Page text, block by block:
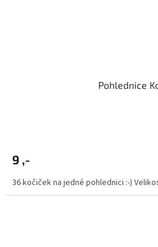
Pohlednice
9 ,-
36 kočiček na jedné pohlednici :-)